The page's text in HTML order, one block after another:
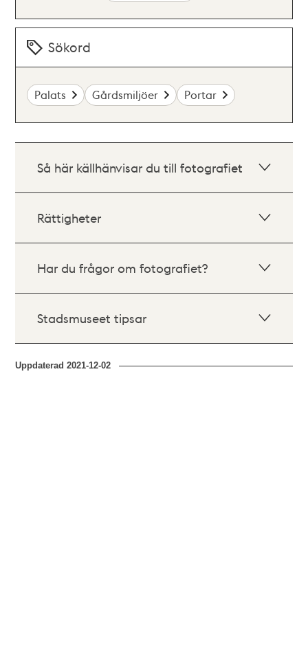
Sökord
Palats Gårdsmiljöer Portar
Så här källhänvisar du till fotografiet
Rättigheter
Har du frågor om fotografiet?
Stadsmuseet tipsar
Uppdaterad2021-12-02